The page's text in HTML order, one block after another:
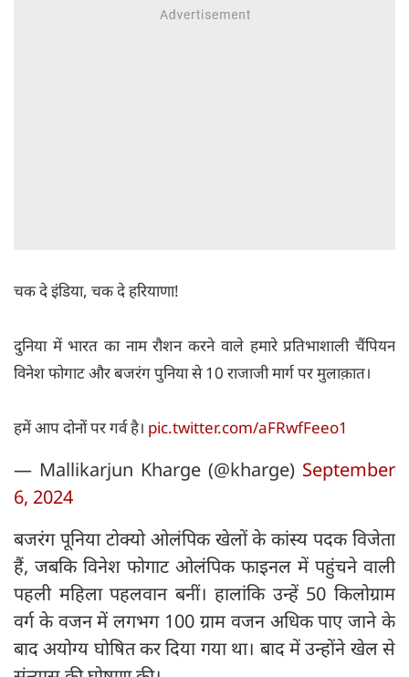
चक दे इंडिया, चक दे हरियाणा!
दुनिया में भारत का नाम रौशन करने वाले हमारे प्रतिभाशाली चैंपियन
विनेश फोगाट और बजरंग पुनिया से 10 राजाजी मार्ग पर मुलाक़ात।
हमें आप दोनों पर गर्व है। pic.twitter.com/aFRwfFeeo1
— Mallikarjun Kharge (@kharge) September
6, 2024
बजरंग पूनिया टोक्यो ओलंपिक खेलों के कांस्य पदक विजेता
हैं, जबकि विनेश फोगाट ओलंपिक फाइनल में पहुंचने वाली
पहली महिला पहलवान बनीं। हालांकि उन्हें 50 किलोग्राम
वर्ग के वजन में लगभग 100 ग्राम वजन अधिक पाए जाने के
बाद अयोग्य घोषित कर दिया गया था। बाद में उन्होंने खेल से